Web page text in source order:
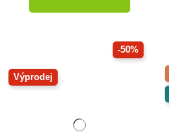
-50%
Výprodej